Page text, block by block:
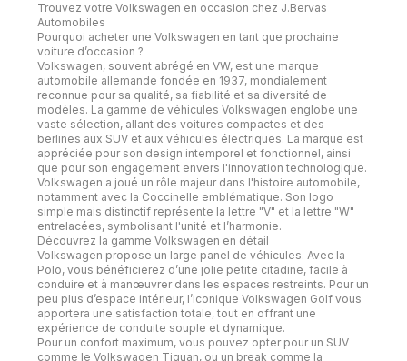
Trouvez votre Volkswagen en occasion chez J.Bervas
Automobiles
Pourquoi acheter une Volkswagen en tant que prochaine
voiture d’occasion ?
Volkswagen, souvent abrégé en VW, est une marque
automobile allemande fondée en 1937, mondialement
reconnue pour sa qualité, sa fiabilité et sa diversité de
modèles. La gamme de véhicules Volkswagen englobe une
vaste sélection, allant des voitures compactes et des
berlines aux SUV et aux véhicules électriques. La marque est
appréciée pour son design intemporel et fonctionnel, ainsi
que pour son engagement envers l'innovation technologique.
Volkswagen a joué un rôle majeur dans l'histoire automobile,
notamment avec la Coccinelle emblématique. Son logo
simple mais distinctif représente la lettre "V" et la lettre "W"
entrelacées, symbolisant l'unité et l’harmonie.
Découvrez la gamme Volkswagen en détail
Volkswagen propose un large panel de véhicules. Avec la
Polo, vous bénéficierez d’une jolie petite citadine, facile à
conduire et à manœuvrer dans les espaces restreints. Pour un
peu plus d’espace intérieur, l’iconique Volkswagen Golf vous
apportera une satisfaction totale, tout en offrant une
expérience de conduite souple et dynamique.
Pour un confort maximum, vous pouvez opter pour un SUV
comme le Volkswagen Tiguan, ou un break comme la